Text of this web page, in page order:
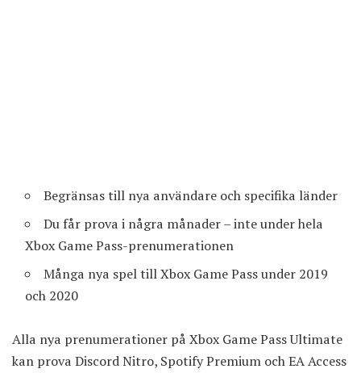
Begränsas till nya användare och specifika länder
Du får prova i några månader – inte under hela
Xbox Game Pass-prenumerationen
Många nya spel till Xbox Game Pass under 2019
och 2020
Alla nya prenumerationer på Xbox Game Pass Ultimate
kan prova Discord Nitro, Spotify Premium och EA Access